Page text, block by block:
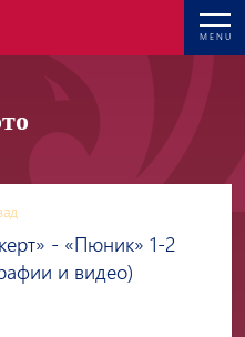
MENU
- «Пюник» 1-2
и видео)